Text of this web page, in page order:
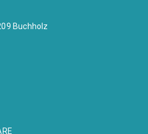
Buchholz